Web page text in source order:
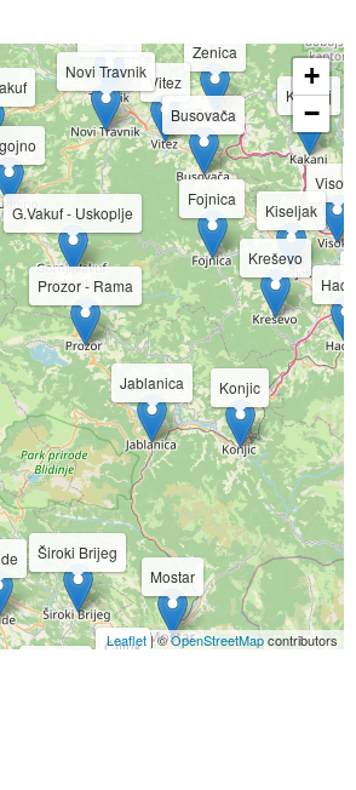
Zenica
Vitez
Široki Brijeg
Prozor - Rama
Novi Travnik
Mostar
Kreševo
Konjic
Jablanica
Kakanj
Kiseljak
G.Vakuf - Uskoplje
Fojnica
Čitluk
Busovača
+
−
Leaflet| ©OpenStreetMapcontributors